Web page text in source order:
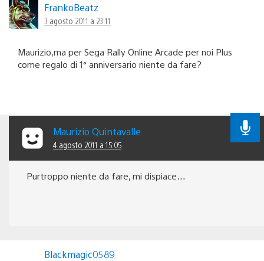
FrankoBeatz
3 agosto 2011 a 23:11
Maurizio,ma per Sega Rally Online Arcade per noi Plus
come regalo di 1° anniversario niente da fare?
Maurizio Quintavalle
4 agosto 2011 a 15:05
Purtroppo niente da fare, mi dispiace…
Blackmagic0589